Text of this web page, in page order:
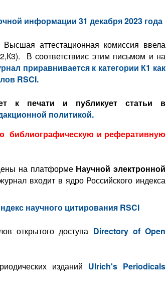
информации 31 декабря 2023 года
Высшая аттестационная комиссия ввела
В соответствиис этим письмом и на
приравнивается к категории К1 как
RSCI.
к печати и публикует статьи в
политикой.
библиографическую и реферативную
на платформе Научной электронной
входит в ядро Российского индекса
научного цитирования RSCI
открытого доступа Directory of Open
изданий Ulrich's Periodicals